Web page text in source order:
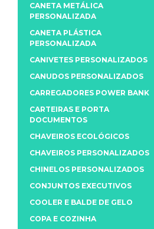
CANETA METÁLICA
PERSONALIZADA
CANETA PLÁSTICA
PERSONALIZADA
CANIVETES PERSONALIZADOS
CANUDOS PERSONALIZADOS
CARREGADORES POWER BANK
CARTEIRAS E PORTA
DOCUMENTOS
CHAVEIROS ECOLÓGICOS
CHAVEIROS PERSONALIZADOS
CHINELOS PERSONALIZADOS
CONJUNTOS EXECUTIVOS
COOLER E BALDE DE GELO
COPA E COZINHA